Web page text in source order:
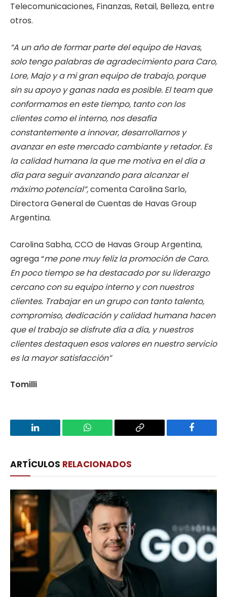
Telecomunicaciones, Finanzas, Retail, Belleza, entre
otros.
“A un año de formar parte del equipo de Havas,
solo tengo palabras de agradecimiento para Caro,
Lore, Majo y a mi gran equipo de trabajo, porque
sin su apoyo y ganas nada es posible. El team que
conformamos en este tiempo, tanto con los
clientes como el interno, nos desafía
constantemente a innovar, desarrollarnos y
avanzar en este mercado cambiante y retador. Es
la calidad humana la que me motiva en el día a
día para seguir avanzando para alcanzar el
máximo potencial”,comenta Carolina Sarlo,
Directora General de Cuentas de Havas Group
Argentina.
Carolina Sabha, CCO de Havas Group Argentina,
agrega “me pone muy feliz la promoción de Caro.
En poco tiempo se ha destacado por su liderazgo
cercano con su equipo interno y con nuestros
clientes. Trabajar en un grupo con tanto talento,
compromiso, dedicación y calidad humana hacen
que el trabajo se disfrute día a día, y nuestros
clientes destaquen esos valores en nuestro servicio
es la mayor satisfacción”
Tomilli
LinkedIn WhatsApp
Copy
Facebook
ARTÍCULOS RELACIONADOS